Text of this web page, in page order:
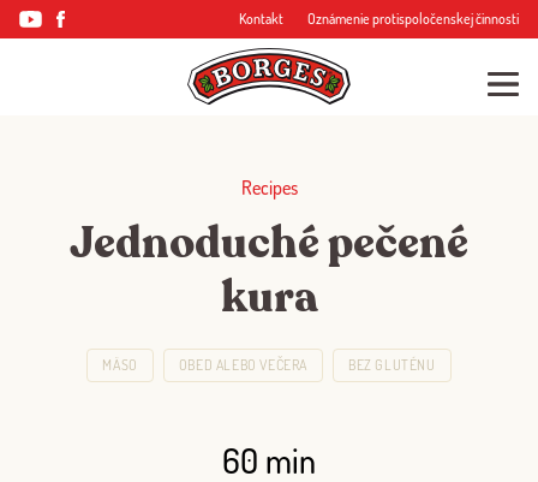
Kontakt Oznámenie protispoločenskej činnosti
Recipes
Jednoduché pečené
kura
MÄSO OBED ALEBO VEČERA BEZ GLUTÉNU
60 min